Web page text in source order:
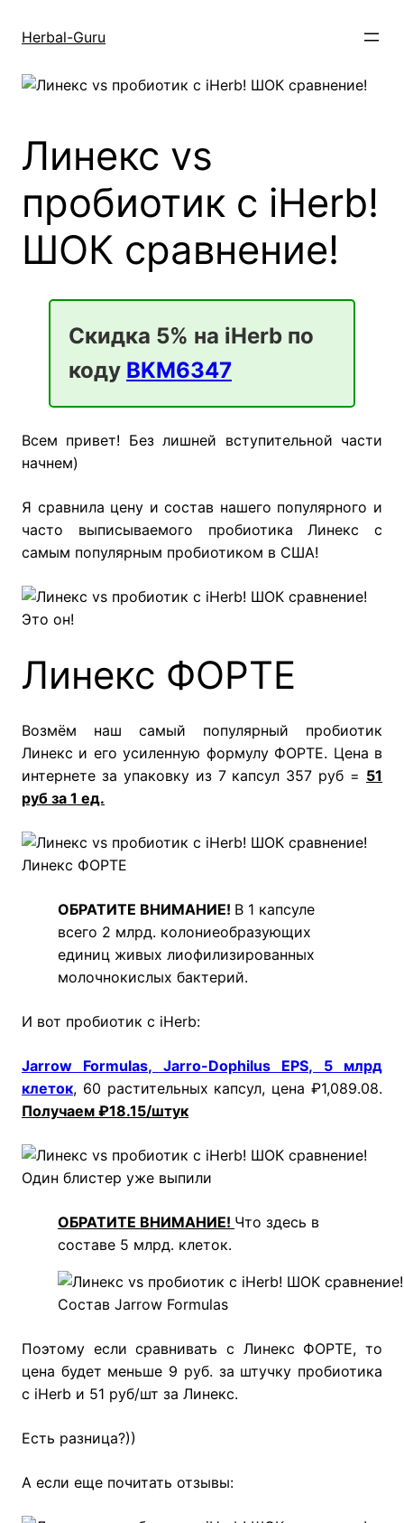
Herbal-Guru
Линекс vs
пробиотик с iHerb!
ШОК сравнение!
Скидка 5% на iHerb по
коду BKM6347
Всем привет! Без лишней вступительной части
начнем)
Я сравнила цену и состав нашего популярного и
часто выписываемого пробиотика Линекс с
самым популярным пробиотиком в США!
Это он!
Линекс ФОРТЕ
Возмём наш самый популярный пробиотик
Линекс и его усиленную формулу ФОРТЕ. Цена в
интернете за упаковку из 7 капсул 357 руб = 51
руб за 1 ед.
Линекс ФОРТЕ
ОБРАТИТЕ ВНИМАНИЕ! В 1 капсуле
всего 2 млрд. колониеобразующих
единиц живых лиофилизированных
молочнокислых бактерий.
И вот пробиотик с iHerb:
Jarrow Formulas, Jarro-Dophilus EPS, 5 млрд
клеток, 60 растительных капсул, цена ₽1,089.08.
Получаем ₽18.15/штук
Один блистер уже выпили
ОБРАТИТЕ ВНИМАНИЕ! Что здесь в
составе 5 млрд. клеток.
Состав Jarrow Formulas
Поэтому если сравнивать с Линекс ФОРТЕ, то
цена будет меньше 9 руб. за штучку пробиотика
с iHerb и 51 руб/шт за Линекс.
Есть разница?))
А если еще почитать отзывы: